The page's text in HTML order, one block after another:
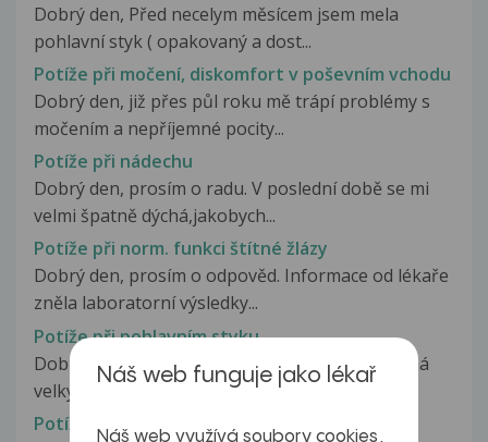
Dobrý den, Před necelym měsícem jsem mela
pohlavní styk ( opakovaný a dost...
Potíže při močení, diskomfort v poševním vchodu
Dobrý den, již přes půl roku mě trápí problémy s
močením a nepříjemné pocity...
Potíže při nádechu
Dobrý den, prosím o radu. V poslední době se mi
velmi špatně dýchá,jakobych...
Potíže při norm. funkci štítné žlázy
Dobrý den, prosím o odpověd. Informace od lékaře
zněla laboratorní výsledky...
Potíže při pohlavním styku
Dobrý den moje nejlepší kamarádka s dětství má
velký intimní problém a ráda...
Potíže při polykání
Náš web funguje jako lékař
Náš web využívá soubory cookies,